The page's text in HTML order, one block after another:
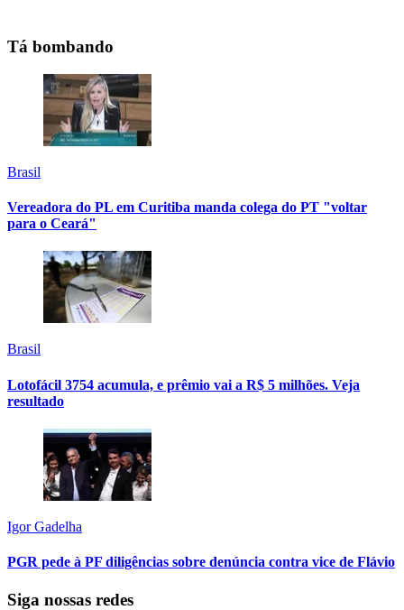
Tá bombando
Brasil
Vereadora do PL em Curitiba manda colega do PT "voltar
para o Ceará"
Brasil
Lotofácil 3754 acumula, e prêmio vai a R$ 5 milhões. Veja
resultado
Igor Gadelha
PGR pede à PF diligências sobre denúncia contra vice de Flávio
Siga nossas redes